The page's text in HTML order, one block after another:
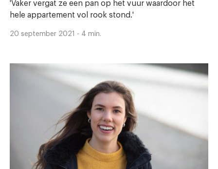
'Vaker vergat ze een pan op het vuur waardoor het
hele appartement vol rook stond.'
20 september 2021 - 4 min.